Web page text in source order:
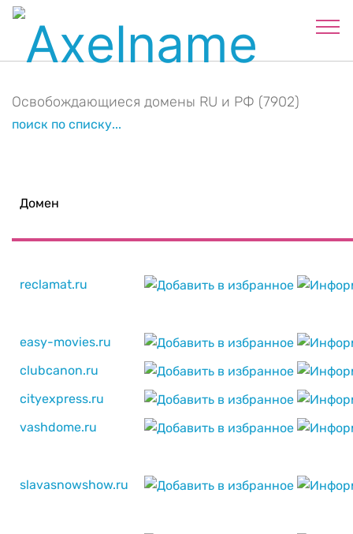
Освобождающиеся домены RU и РФ (7902)
поиск по списку...
Домен
reclamat.ru
easy-movies.ru
clubcanon.ru
cityexpress.ru
vashdome.ru
slavasnowshow.ru